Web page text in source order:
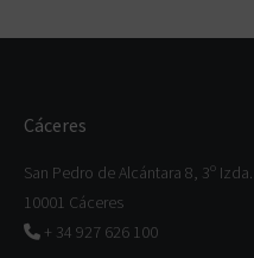
Cáceres
San Pedro de Alcántara 8, 3º Izda.
10001 Cáceres
+ 34 927 626 100